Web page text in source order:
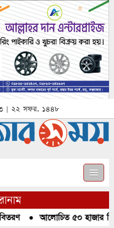
| ২২ সফর, ১৪৪৮
● আলোচিত ৫০ হাজার